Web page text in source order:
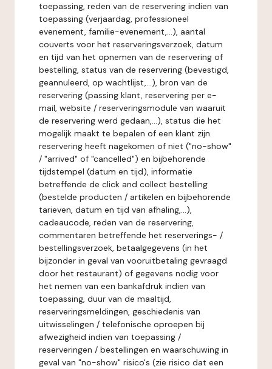
toepassing, reden van de reservering indien van
toepassing (verjaardag, professioneel
evenement, familie-evenement,...), aantal
couverts voor het reserveringsverzoek, datum
en tijd van het opnemen van de reservering of
bestelling, status van de reservering (bevestigd,
geannuleerd, op wachtlijst,...), bron van de
reservering (passing klant, reservering per e-
mail, website / reserveringsmodule van waaruit
de reservering werd gedaan,...), status die het
mogelijk maakt te bepalen of een klant zijn
reservering heeft nagekomen of niet ("no-show"
/ "arrived" of "cancelled") en bijbehorende
tijdstempel (datum en tijd), informatie
betreffende de click and collect bestelling
(bestelde producten / artikelen en bijbehorende
tarieven, datum en tijd van afhaling,...),
cadeaucode, reden van de reservering,
commentaren betreffende het reserverings- /
bestellingsverzoek, betaalgegevens (in het
bijzonder in geval van vooruitbetaling gevraagd
door het restaurant) of gegevens nodig voor
het nemen van een bankafdruk indien van
toepassing, duur van de maaltijd,
reserveringsmeldingen, geschiedenis van
uitwisselingen / telefonische oproepen bij
afwezigheid indien van toepassing /
reserveringen / bestellingen en waarschuwing in
geval van "no-show" risico's (zie risico dat een